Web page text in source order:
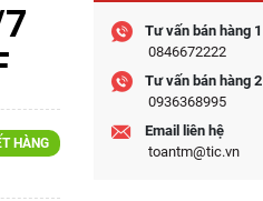
HÀNG
Tư vấn bán hàng 1
0846672222
Tư vấn bán hàng 2
0936368995
Email liên hệ
toantm@tic.vn